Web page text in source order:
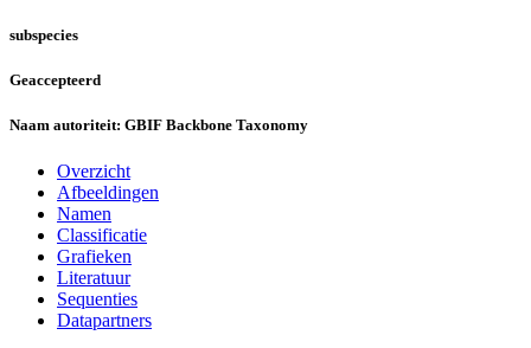
subspecies
Geaccepteerd
Naam autoriteit: GBIF Backbone Taxonomy
Overzicht
Afbeeldingen
Namen
Classificatie
Grafieken
Literatuur
Sequenties
Datapartners